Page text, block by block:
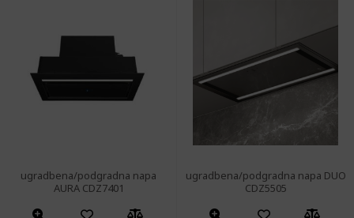
ugradbena/podgradna napa
AURA CDZ7401
ugradbena/podgradna napa DUO
CDZ5505